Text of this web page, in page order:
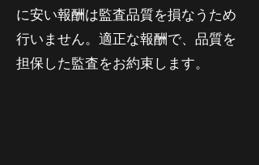
に安い報酬は監査品質を損なうため
行いません。適正な報酬で、品質を
担保した監査をお約束します。